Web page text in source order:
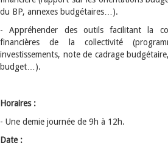
du BP, annexes budgétaires…).
- Appréhender des outils facilitant la
financières de la collectivité
investissements, note de cadrage
budget…).
Horaires :
- Une demie journée de 9h à 12h.
Date :